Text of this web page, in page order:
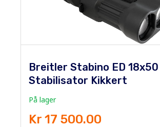
Breitler Stabino ED 18x50
Stabilisator Kikkert
På lager
Kr 17 500.00